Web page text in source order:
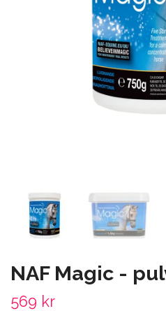
NAF Magic -
569 kr